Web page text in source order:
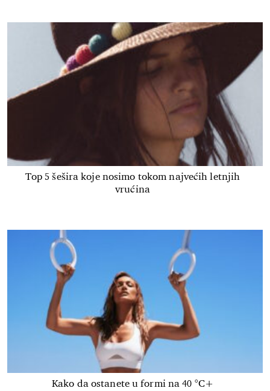
Top 5 šešira koje nosimo tokom najvećih letnjih
vrućina
Kako da ostanete u formi na 40 °C+